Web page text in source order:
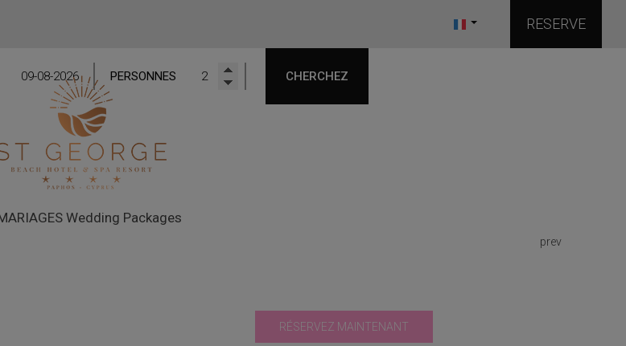
RESERVE
PERSONNES CHERCHEZ
Wedding Packages
prev
RÉSERVEZ MAINTENANT